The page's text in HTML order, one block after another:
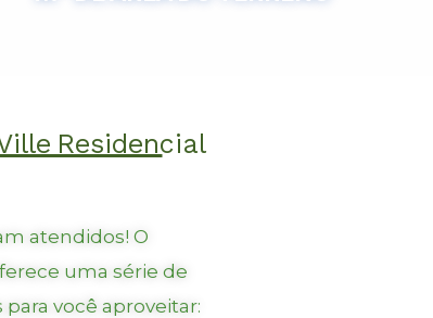
Residencial
atendidos! O
uma série de
você aproveitar: